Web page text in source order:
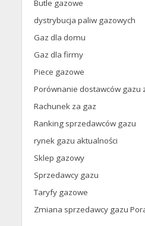
Butle gazowe
dystrybucja paliw gazowych
Gaz dla domu
Gaz dla firmy
Piece gazowe
Porównanie dostawców gazu
Rachunek za gaz
Ranking sprzedawców gazu
rynek gazu aktualności
Sklep gazowy
Sprzedawcy gazu
Taryfy gazowe
Zmiana sprzedawcy gazu